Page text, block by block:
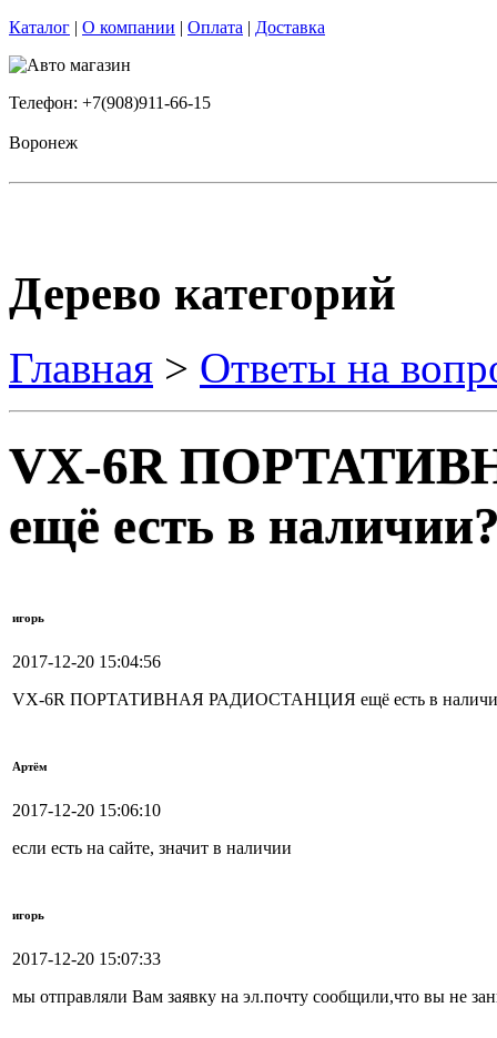
Каталог | О компании | Оплата | Доставка
Телефон: +7(908)911-66-15
Воронеж
Дерево категорий
Главная > Ответы на
VX-6R
ещё есть в
игорь
2017-12-20 15:04:56
VX-6R ПОРТАТИВНАЯ РАДИОСТАНЦИЯ ещё есть в
Артём
2017-12-20 15:06:10
если есть на сайте, значит в наличии
игорь
2017-12-20 15:07:33
мы отправляли Вам заявку на эл.почту сообщили,что вы не